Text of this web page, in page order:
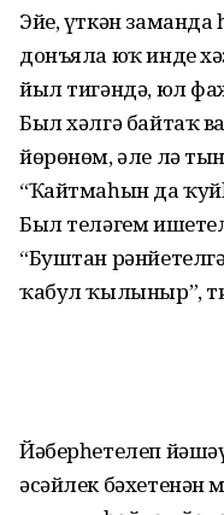
Эйе, үткән
донъяла юҡ инде
йыл тигәндә, юл
Был хәлгә байтаҡ
йөрөнөм, әле лә
“Ҡайтмаһын да
Был теләгем
“Буштан
ҡабул ҡылыныр”,
Йәберһетелеп
әсәйлек